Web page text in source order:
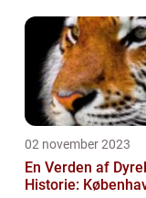
02 november 2023
En Verden af
Historie: